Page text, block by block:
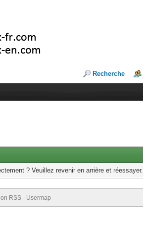
Recherche
? Veuillez revenir en arrière et réessayer.
RSS Usermap